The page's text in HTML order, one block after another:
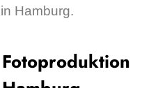
Hamburg.
Fotoproduktion